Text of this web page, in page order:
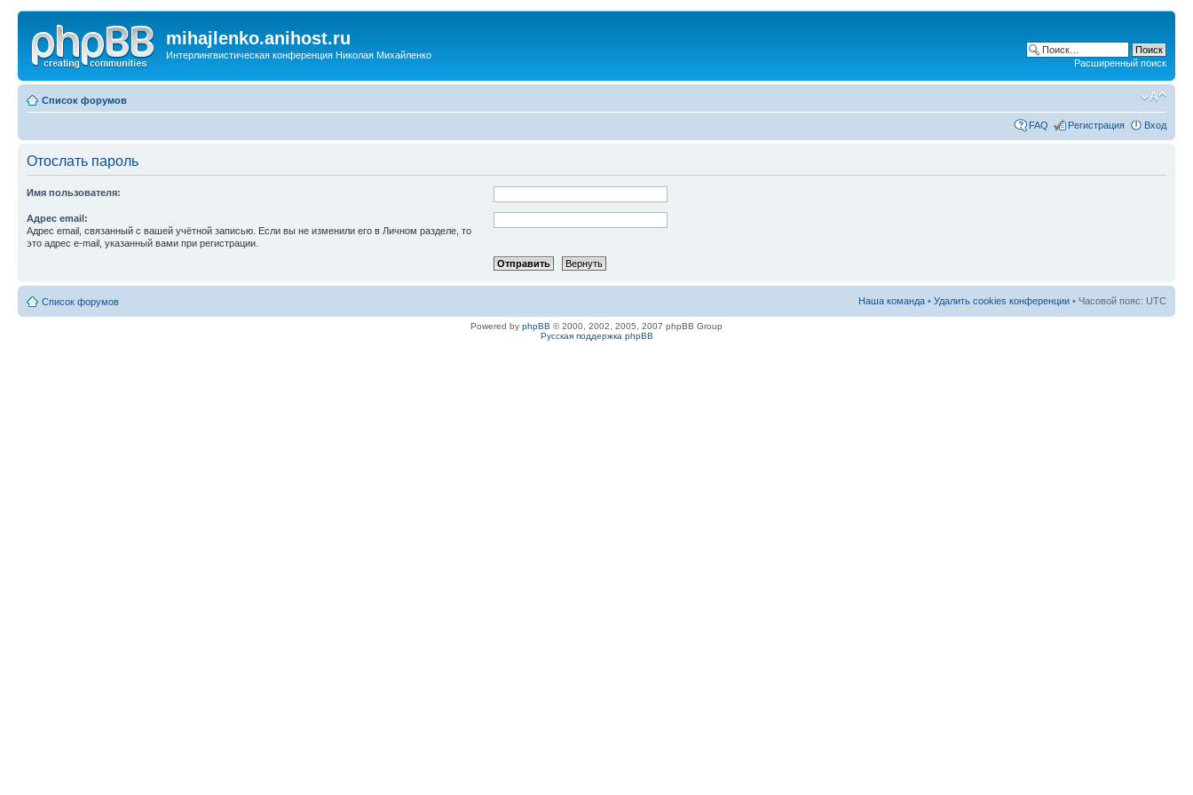
mihajlenko.anihost.ru
Интерлингвистическая конференция Николая Михайленко
Расширенный поиск
Список форумов
FAQ Регистрация Вход
Отослать пароль
Имя пользователя:
Адрес email:
Адрес email, связанный с вашей учётной записью. Если вы не изменили его в Личном разделе, то
это адрес e-mail, указанный вами при регистрации.
Список форумов Наша команда • Удалить cookies конференции • Часовой пояс: UTC
Powered by phpBB © 2000, 2002, 2005, 2007 phpBB Group
Русская поддержка phpBB